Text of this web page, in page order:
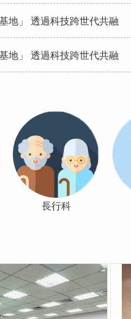
地」 透過科技跨世代共融
地」 透過科技跨世代共融
長行科